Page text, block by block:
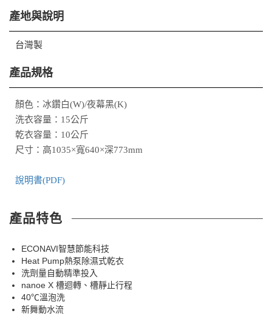
產地與說明
台灣製
產品規格
顏色：冰鑽白(W)/夜幕黑(K)
洗衣容量：15公斤
乾衣容量：10公斤
尺寸：高1035×寬640×深773mm
說明書(PDF)
產品特色
ECONAVI智慧節能科技
Heat Pump熱泵除濕式乾衣
洗劑量自動精準投入
nanoe X 槽迴轉、槽靜止行程
40℃溫泡洗
新舞動水流